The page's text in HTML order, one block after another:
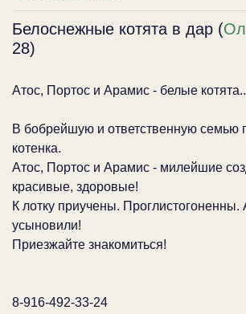
Белоснежные котята в дар (
28)
Атос, Портос и Арамис - белые котята..
В бобрейшую и ответственную семью
котенка.
Атос, Портос и Арамис - милейшие
красивые, здоровые!
К лотку приучены.
усыновили!
Приезжайте знакомиться!
8-916-492-33-24